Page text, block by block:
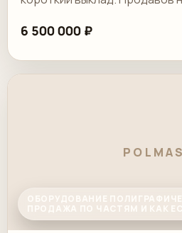
хорошем состоянии,
6 500 000 ₽
ОБОРУДОВАНИЕ
ПРОДАЖА ПО ЧАСТЯМ И КАК